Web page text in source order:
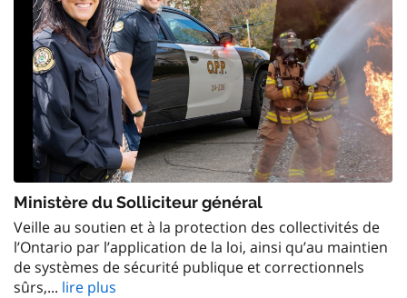
Ministère du Solliciteur général
Veille au soutien et à la protection des collectivités de
l’Ontario par l’application de la loi, ainsi qu’au maintien
de systèmes de sécurité publique et correctionnels
sûrs,... lire plus